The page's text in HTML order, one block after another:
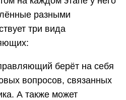
разными
три вида
берёт на себя
вопросов, связанных
А также может